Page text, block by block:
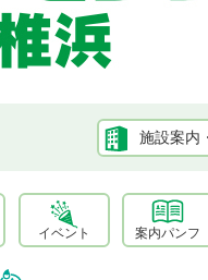
施設案内
イベント 案内パンフ